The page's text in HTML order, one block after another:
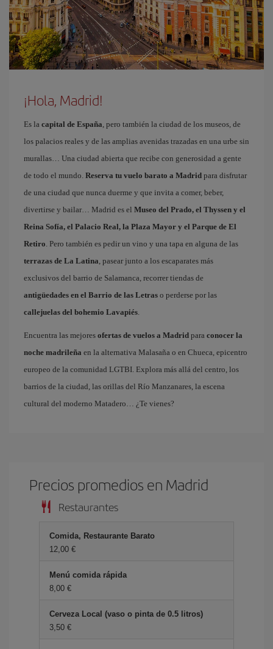
¡Hola, Madrid!
Es la capital de España, pero también la ciudad de los museos, de
los palacios reales y de las amplias avenidas trazadas en una urbe sin
murallas… Una ciudad abierta que recibe con generosidad a gente
de todo el mundo. Reserva tu vuelo barato a Madrid para disfrutar
de una ciudad que nunca duerme y que invita a comer, beber,
divertirse y bailar… Madrid es el Museo del Prado, el Thyssen y el
Reina Sofía, el Palacio Real, la Plaza Mayor y el Parque de El
Retiro. Pero también es pedir un vino y una tapa en alguna de las
terrazas de La Latina, pasear junto a los escaparates más
exclusivos del barrio de Salamanca, recorrer tiendas de
antigüedades en el Barrio de las Letras o perderse por las
callejuelas del bohemio Lavapiés.
Encuentra las mejores ofertas de vuelos a Madrid para conocer la
noche madrileña en la alternativa Malasaña o en Chueca, epicentro
europeo de la comunidad LGTBI. Explora más allá del centro, los
barrios de la ciudad, las orillas del Río Manzanares, la escena
cultural del moderno Matadero… ¿Te vienes?
Precios promedios en Madrid
Restaurantes
Comida, Restaurante Barato
12,00
Menú comida rápida
8,00
Cerveza Local (vaso o pinta de 0.5 litros)
3,50